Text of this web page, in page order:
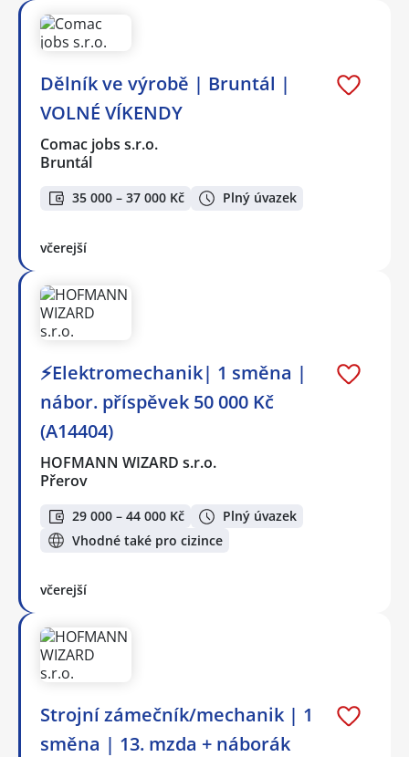
Dělník ve výrobě | Bruntál |
VOLNÉ VÍKENDY
Comac jobs s.r.o.
Bruntál
35 000 – 37 000 Kč Plný úvazek
včerejší
⚡Elektromechanik| 1 směna |
nábor. příspěvek 50 000 Kč
(A14404)
HOFMANN WIZARD s.r.o.
Přerov
29 000 – 44 000 Kč
Plný úvazek
Vhodné také pro cizince
včerejší
Strojní zámečník/mechanik | 1
směna | 13. mzda + náborák